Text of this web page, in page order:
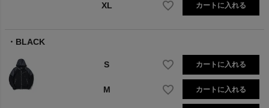
XL カートに入れる
BLACK
S カートに入れる
M カートに入れる